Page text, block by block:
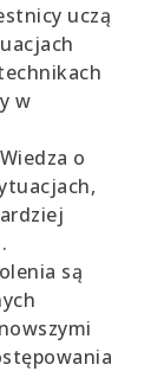
uczą
w
Wiedza o
są